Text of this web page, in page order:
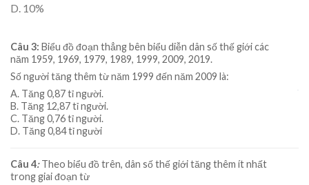
D. 10%
Câu 3: Biểu đồ đoạn thẳng bên biểu diễn dân số thế giới các
năm 1959, 1969, 1979, 1989, 1999, 2009, 2019.
Số người tăng thêm từ năm 1999 đến năm 2009 là:
A. Tăng 0,87 tỉ người.
B. Tăng 12,87 tỉ người.
C. Tăng 0,76 tỉ người.
D. Tăng 0,84 tỉ người
Câu 4:Theo biểu đồ trên, dân số thế giới tăng thêm ít nhất
trong giai đoạn từ